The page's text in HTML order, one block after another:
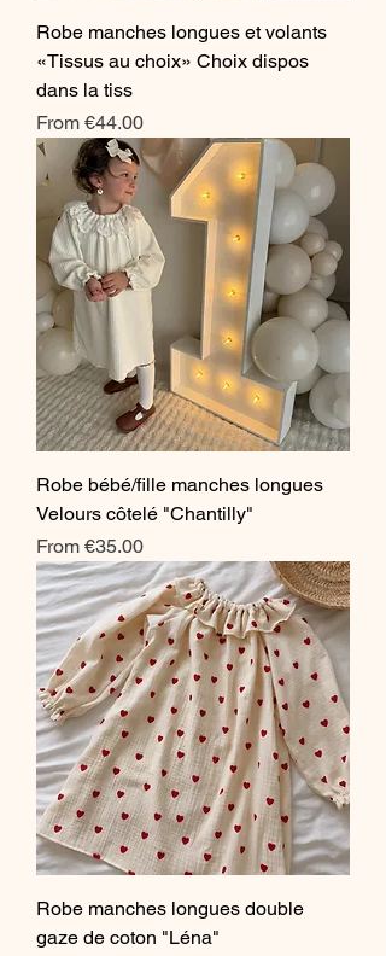
Robe manches longues et volants
«Tissus au choix» Choix dispos
dans la tiss
From €44.00
Sale Price
Robe bébé/fille manches longues
Velours côtelé "Chantilly"
From €35.00
Sale Price
Robe manches longues double
gaze de coton "Léna"